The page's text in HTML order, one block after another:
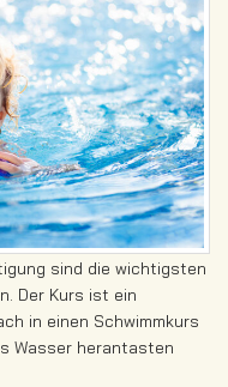
sind die wichtigsten
Der Kurs ist ein
in einen Schwimmkurs
Wasser herantasten